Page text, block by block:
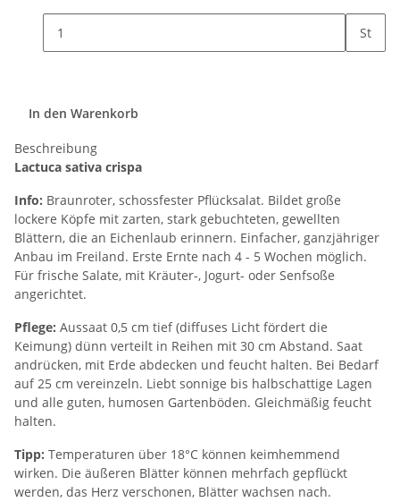
St
In den Warenkorb
Beschreibung
Lactuca sativa crispa
Info: Braunroter, schossfester Pflücksalat. Bildet große
lockere Köpfe mit zarten, stark gebuchteten, gewellten
Blättern, die an Eichenlaub erinnern. Einfacher, ganzjähriger
Anbau im Freiland. Erste Ernte nach 4 - 5 Wochen möglich.
Für frische Salate, mit Kräuter-, Jogurt- oder Senfsoße
angerichtet.
Pflege: Aussaat 0,5 cm tief (diffuses Licht fördert die
Keimung) dünn verteilt in Reihen mit 30 cm Abstand. Saat
andrücken, mit Erde abdecken und feucht halten. Bei Bedarf
auf 25 cm vereinzeln. Liebt sonnige bis halbschattige Lagen
und alle guten, humosen Gartenböden. Gleichmäßig feucht
halten.
Tipp: Temperaturen über 18°C können keimhemmend
wirken. Die äußeren Blätter können mehrfach gepflückt
werden, das Herz verschonen, Blätter wachsen nach.